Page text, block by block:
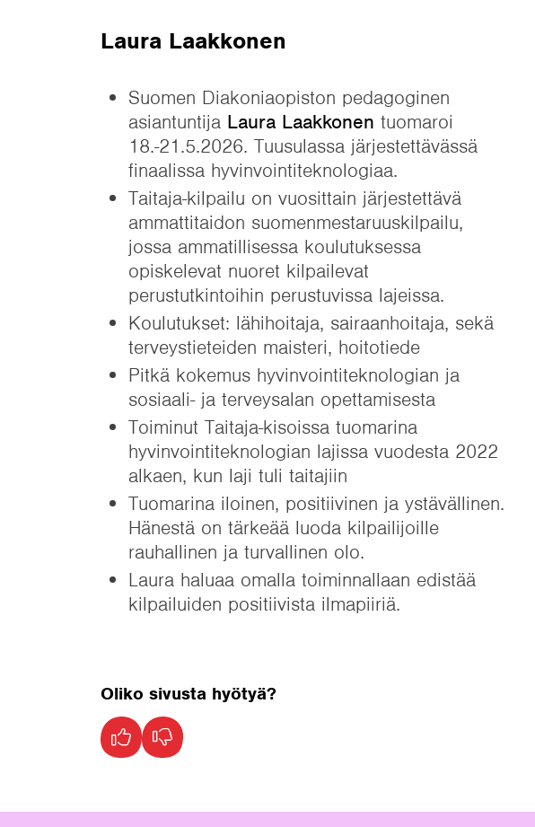
Laura Laakkonen
Suomen Diakoniaopiston pedagoginen
asiantuntijaLaura Laakkonen tuomaroi
18.-21.5.2026. Tuusulassa järjestettävässä
finaalissa hyvinvointiteknologiaa.
Taitaja-kilpailu on vuosittain järjestettävä
ammattitaidon suomenmestaruuskilpailu,
jossa ammatillisessa koulutuksessa
opiskelevat nuoret kilpailevat
perustutkintoihin perustuvissa lajeissa.
Koulutukset: lähihoitaja, sairaanhoitaja, sekä
terveystieteiden maisteri, hoitotiede
Pitkä kokemus hyvinvointiteknologian ja
sosiaali- ja terveysalan opettamisesta
Toiminut Taitaja-kisoissa tuomarina
hyvinvointiteknologian lajissa vuodesta 2022
alkaen, kun laji tuli taitajiin
Tuomarina iloinen, positiivinen ja ystävällinen.
Hänestä on tärkeää luoda kilpailijoille
rauhallinen ja turvallinen olo.
Laura haluaa omalla toiminnallaan edistää
kilpailuiden positiivista ilmapiiriä.
Oliko sivusta hyötyä?